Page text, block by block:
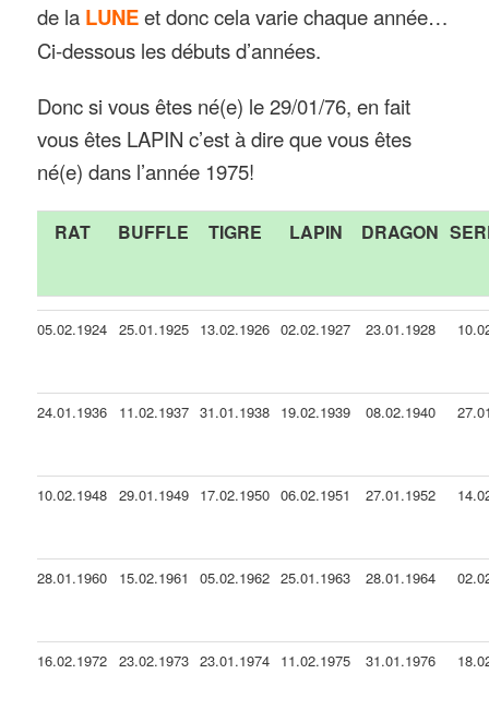
de la LUNEet donc cela varie chaque année…
Ci-dessous les débuts d’années.
Donc si vous êtes né(e) le 29/01/76, en fait
vous êtes LAPIN c’est à dire que vous êtes
né(e) dans l’année 1975!
RAT BUFFLE TIGRE LAPIN DRAGON
05.02.1924 25.01.1925 13.02.1926 02.02.1927 23.01.1928
24.01.1936 11.02.1937 31.01.1938 19.02.1939 08.02.1940
10.02.1948 29.01.1949 17.02.1950 06.02.1951 27.01.1952
28.01.1960 15.02.1961 05.02.1962 25.01.1963 28.01.1964
16.02.1972 23.02.1973 23.01.1974 11.02.1975 31.01.1976